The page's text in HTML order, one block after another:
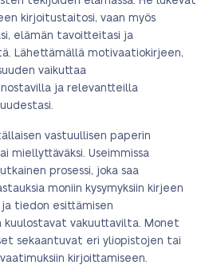
kirjoitustaitosi, vaan myös
elämän tavoitteitasi ja
Lähettämällä motivaatiokirjeen,
vaikuttaa
ja relevantteilla
vastuullisen paperin
miellyttäväksi. Useimmissa
prosessi, joka saa
moniin kysymyksiin kirjeen
tiedon esittämisen
kuulostavat vakuuttavilta. Monet
sekaantuvat eri yliopistojen tai
kirjoittamiseen.